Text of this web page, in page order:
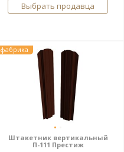
Выбрать продавца
фабрика
Штакетник вертикальный
П-111 Престиж